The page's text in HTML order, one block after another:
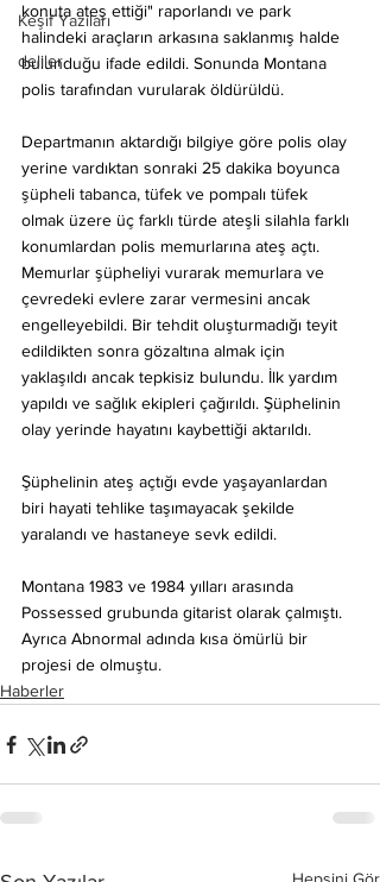
Keşif Yazıları
deliler
konuta ateş ettiği" raporlandı ve park
halindeki araçların arkasına saklanmış halde
bulunduğu ifade edildi. Sonunda Montana
polis tarafından vurularak öldürüldü.
Departmanın aktardığı bilgiye göre polis olay
yerine vardıktan sonraki 25 dakika boyunca
şüpheli tabanca, tüfek ve pompalı tüfek
olmak üzere üç farklı türde ateşli silahla farklı
konumlardan polis memurlarına ateş açtı.
Memurlar şüpheliyi vurarak memurlara ve
çevredeki evlere zarar vermesini ancak
engelleyebildi. Bir tehdit oluşturmadığı teyit
edildikten sonra gözaltına almak için
yaklaşıldı ancak tepkisiz bulundu. İlk yardım
yapıldı ve sağlık ekipleri çağırıldı. Şüphelinin
olay yerinde hayatını kaybettiği aktarıldı.
Şüphelinin ateş açtığı evde yaşayanlardan
biri hayati tehlike taşımayacak şekilde
yaralandı ve hastaneye sevk edildi.
Montana 1983 ve 1984 yılları arasında
Possessed grubunda gitarist olarak çalmıştı.
Ayrıca Abnormal adında kısa ömürlü bir
projesi de olmuştu.
Haberler